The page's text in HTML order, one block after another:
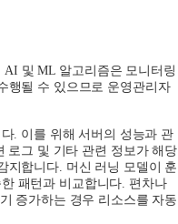
AI 및ML 알고리즘은 모니터링
행될 수 있으므로 운영관리자
. 이를 위해 서버의 성능과 관
로그 및 기타 관련 정보가 해당
지합니다. 머신 러닝 모델이 훈
패턴과 비교합니다 편차나
증가하는 경우 리소스를 자동